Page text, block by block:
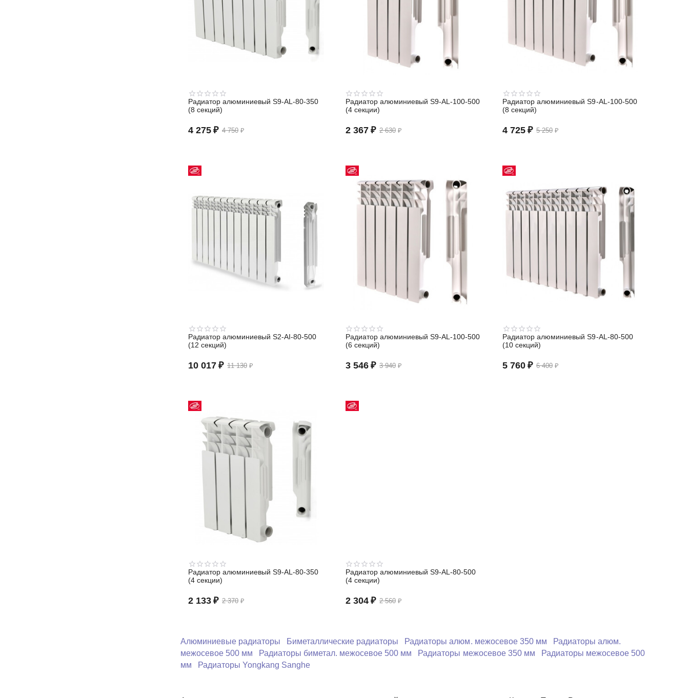
Алюминиевые радиаторы Биметаллические радиаторы Радиаторы алюм. межосевое 350 мм
Радиаторы алюм.
межосевое 500 мм
Радиаторы биметал. межосевое 500 мм Радиаторы межосевое 350 мм
Радиаторы межосевое 500
мм
Радиаторы Yongkang Sanghe
Радиатор алюминиевый S9-АL-80-350
(8 секций)
4 750 ₽
4 275 ₽
Радиатор алюминиевый S9-АL-100-500
(4 секции)
2 630 ₽
2 367 ₽
Радиатор алюминиевый S9-АL-100-500
(8 секций)
5 250 ₽
4 725 ₽
Радиатор алюминиевый S2-АI-80-500
(12 секций)
11 130 ₽
10 017 ₽
Радиатор алюминиевый S9-АL-100-500
(6 секций)
3 940 ₽
3 546 ₽
Радиатор алюминиевый S9-АL-80-500
(10 секций)
6 400 ₽
5 760 ₽
Радиатор алюминиевый S9-АL-80-350
(4 секции)
2 370 ₽
2 133 ₽
Радиатор алюминиевый S9-АL-80-500
(4 секции)
2 560 ₽
2 304 ₽